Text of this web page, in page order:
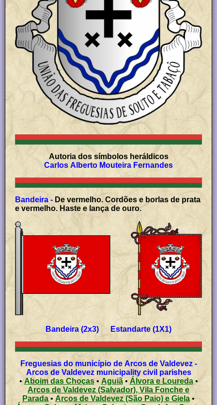
Autoria dos símbolos heráldicos
Carlos Alberto Mouteira Fernandes
Bandeira - De vermelho. Cordões e borlas de prata
e vermelho. Haste e lança de ouro.
Bandeira (2x3) Estandarte (1X1)
Freguesias do município de Arcos de Valdevez -
Arcos de Valdevez municipality civil parishes
•Aboim das Choças• Aguiã• Álvora e Loureda•
Arcos de Valdevez (Salvador), Vila Fonche e
Parada • Arcos de Valdevez (São Paio) e Giela•